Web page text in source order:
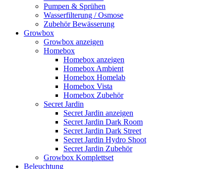
Pumpen & Sprühen
Wasserfilterung / Osmose
Zubehör Bewässerung
Growbox
Growbox anzeigen
Homebox
Homebox anzeigen
Homebox Ambient
Homebox Homelab
Homebox Vista
Homebox Zubehör
Secret Jardin
Secret Jardin anzeigen
Secret Jardin Dark Room
Secret Jardin Dark Street
Secret Jardin Hydro Shoot
Secret Jardin Zubehör
Growbox Komplettset
Beleuchtung